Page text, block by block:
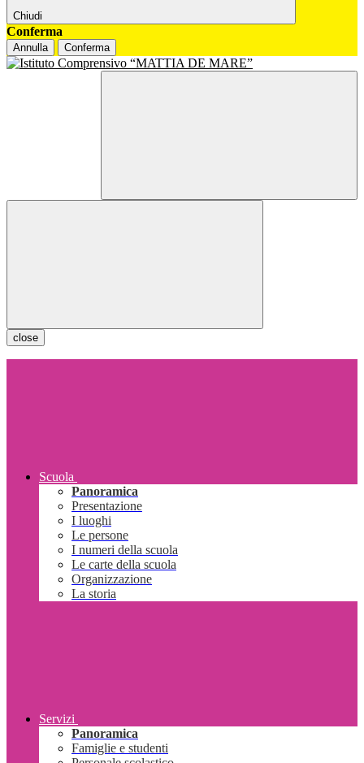
Chiudi
Conferma
Annulla Conferma
close
Scuola
Panoramica
Presentazione
I luoghi
Le persone
I numeri della scuola
Le carte della scuola
Organizzazione
La storia
Servizi
Panoramica
Famiglie e studenti